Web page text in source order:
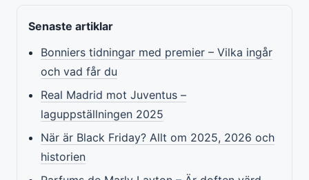
Senaste artiklar
Bonniers tidningar med premier – Vilka ingår
och vad får du
Real Madrid mot Juventus –
laguppställningen 2025
När är Black Friday? Allt om 2025, 2026 och
historien